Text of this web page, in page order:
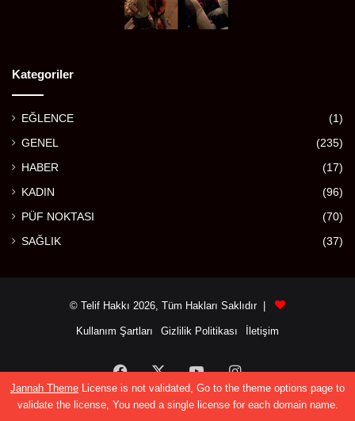
Jannah Theme License is not validated, Go to the theme options page to
validate the license, You need a single license for each domain name.
Kategoriler
EĞLENCE (1)
GENEL (235)
HABER (17)
KADIN (96)
PÜF NOKTASI (70)
SAĞLIK (37)
© Telif Hakkı 2026, Tüm Hakları Saklıdır |
Kullanım Şartları Gizlilik Politikası İletişim
Facebook
X YouTubeInstagram